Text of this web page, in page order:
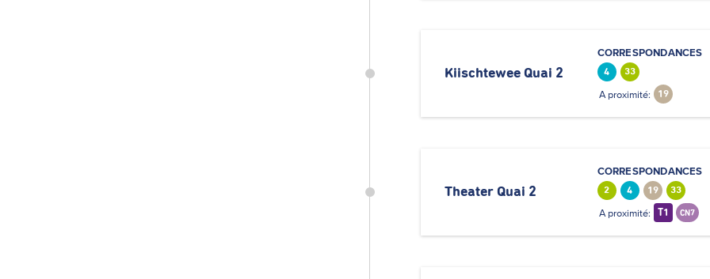
Kiischtewee Quai 2
CORRESPONDANCES
4 33
A proximité: 19
Theater Quai 2
CORRESPONDANCES
2 4 19 33
A proximité: T1 CN7